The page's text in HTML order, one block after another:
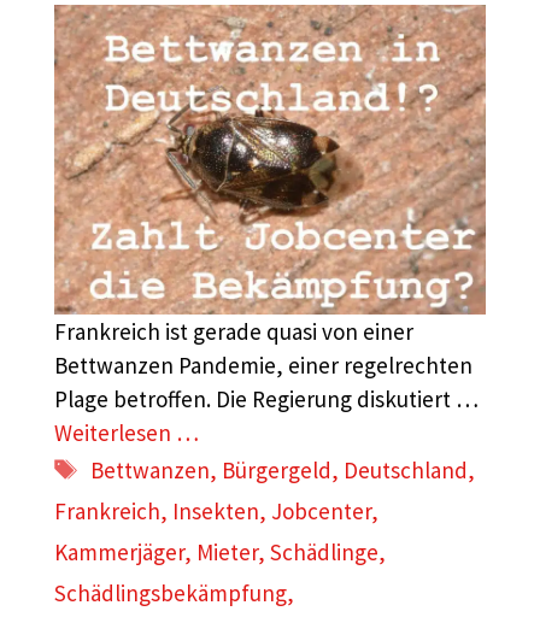
Frankreich ist gerade quasi von einer
Bettwanzen Pandemie, einer regelrechten
Plage betroffen. Die Regierung diskutiert …
Weiterlesen …
Schlagwörter
Bettwanzen, Bürgergeld, Deutschland,
Frankreich, Insekten, Jobcenter,
Kammerjäger, Mieter, Schädlinge,
Schädlingsbekämpfung,